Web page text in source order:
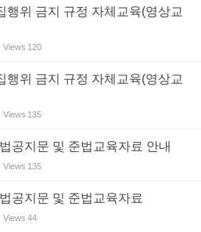
행위 금지 규정 자체교육(영상교
Views 120
행위 금지 규정 자체교육(영상교
Views 135
공지문 및 준법교육자료 안내
Views 135
공지문 및 준법교육자료
Views 44
케치북5